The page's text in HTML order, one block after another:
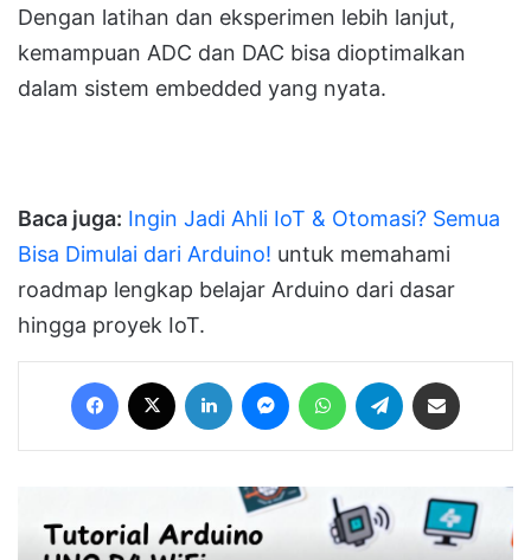
Dengan latihan dan eksperimen lebih lanjut,
kemampuan ADC dan DAC bisa dioptimalkan
dalam sistem embedded yang nyata.
Baca juga: Ingin Jadi Ahli IoT & Otomasi? Semua
Bisa Dimulai dari Arduino! untuk memahami
roadmap lengkap belajar Arduino dari dasar
hingga proyek IoT.
Facebook LinkedIn MessengerWhatsAppTelegram